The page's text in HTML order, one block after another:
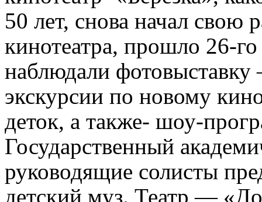
50 лет, снова начал свою
кинотеатра, прошло 26-
наблюдали фотовыставку
экскурсии по новому
деток, а также- шоу-
Государственный
руководящие солисты
детский муз. Театр —